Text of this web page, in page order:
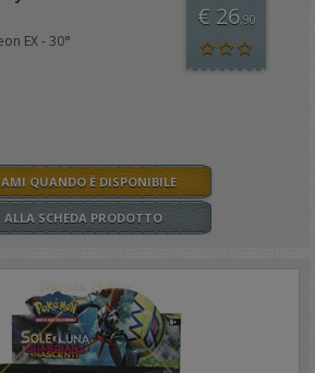
EX - 30°
€ 26,90
QUANDO È DISPONIBILE
ALLA SCHEDA PRODOTTO